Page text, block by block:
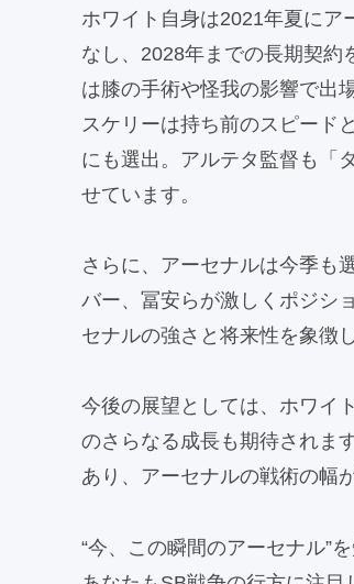
ホワイト自身は2021年夏にア
なし、2028年までの長期契約
は膝の手術や怪我の影響で出
スケリーは持ち前のスピード
にも選出。アルテタ監督も「
せています。
さらに、アーセナルは今季も
バー、冨安らが激しくポジシ
セナルの強さと将来性を象徴
今後の展望としては、ホワイ
のさらなる成長も期待されま
あり、アーセナルの戦術の幅
“今、この瞬間のアーセナル”